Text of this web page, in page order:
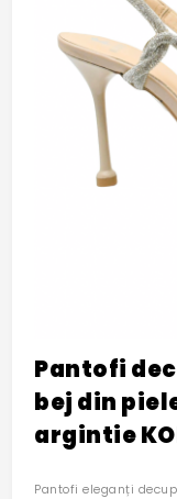
Pantofi
bej din
argintie
Pantofi eleganți